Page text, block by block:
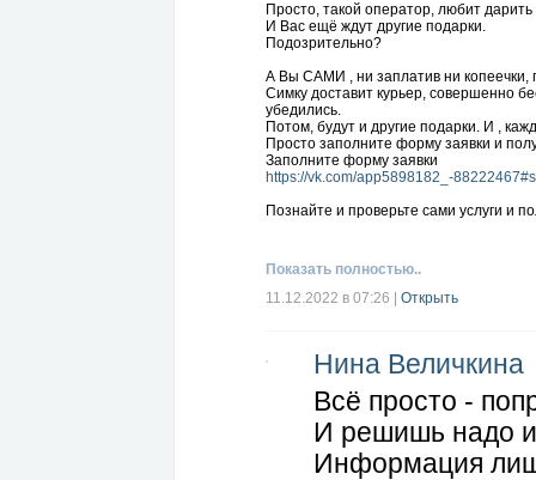
Просто, такой оператор, любит дарить
И Вас ещё ждут другие подарки.
Подозрительно?
А Вы САМИ , ни заплатив ни копеечки,
Симку доставит курьер, совершенно
убедились.
Потом, будут и другие подарки. И ,
Просто заполните форму заявки и
Заполните форму заявки
https://vk.com/app5898182_-
Познайте и проверьте сами услуги и
ВК
#mobilnaysvyz #ninavelihckina
Показать полностью..
11.12.2022 в 07:26
Открыть
Нина Величкина
Всё просто -
И решишь надо
Информация